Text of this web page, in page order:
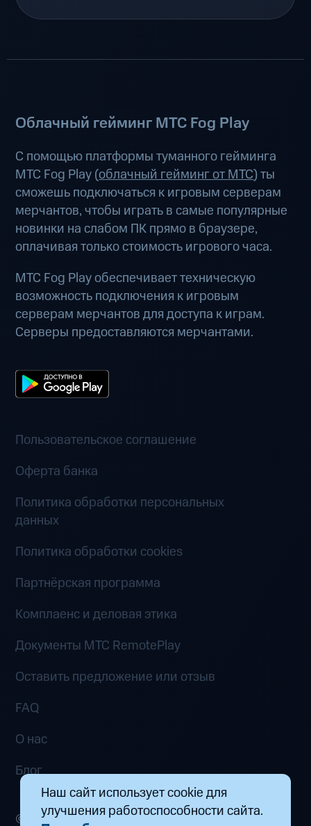
Наш сайт использует cookie для
улучшения работоспособности сайта.
Облачный гейминг МТС Fog Play
С помощью платформы туманного гейминга
МТС Fog Play (облачный гейминг от МТС) ты
сможешь подключаться к игровым серверам
мерчантов, чтобы играть в самые популярные
новинки на слабом ПК прямо в браузере,
оплачивая только стоимость игрового часа.
МТС Fog Play обеспечивает техническую
возможность подключения к игровым
серверам мерчантов для доступа к играм.
Серверы предоставляются мерчантами.
Пользовательское соглашение
Оферта банка
Политика обработки персональных
данных
Политика обработки cookies
Партнёрская программа
Комплаенс и деловая этика
Документы MTC RemotePlay
Оставить предложение или отзыв
FAQ
О нас
Блог
© 2026 ООО «Маркетплейс распределенных